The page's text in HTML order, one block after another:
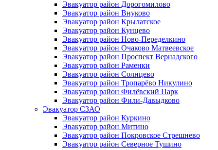
Эвакуатор район Дорогомилово
Эвакуатор район Внуково
Эвакуатор район Крылатское
Эвакуатор район Кунцево
Эвакуатор район Ново-Переделкино
Эвакуатор район Очаково Матвеевское
Эвакуатор район Проспект Вернадского
Эвакуатор район Раменки
Эвакуатор район Солнцево
Эвакуатор район Тропарёво Никулино
Эвакуатор район Филёвский Парк
Эвакуатор район Фили-Давыдково
Эвакуатор СЗАО
Эвакуатор район Куркино
Эвакуатор район Митино
Эвакуатор район Покровское Стрешнево
Эвакуатор район Северное Тушино